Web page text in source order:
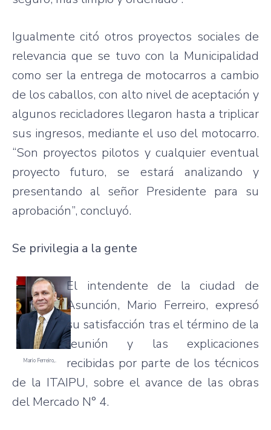
Igualmente citó otros proyectos sociales de
relevancia que se tuvo con la Municipalidad
como ser la entrega de motocarros a cambio
de los caballos, con alto nivel de aceptación y
algunos recicladores llegaron hasta a triplicar
sus ingresos, mediante el uso del motocarro.
“Son proyectos pilotos y cualquier eventual
proyecto futuro, se estará analizando y
presentando al señor Presidente para su
aprobación”, concluyó.
Se privilegia a la gente
Mario Ferreiro,.
El intendente de la ciudad de
Asunción, Mario Ferreiro, expresó
su satisfacción tras el término de la
reunión y las explicaciones
recibidas por parte de los técnicos
de la ITAIPU, sobre el avance de las obras
del Mercado N° 4.